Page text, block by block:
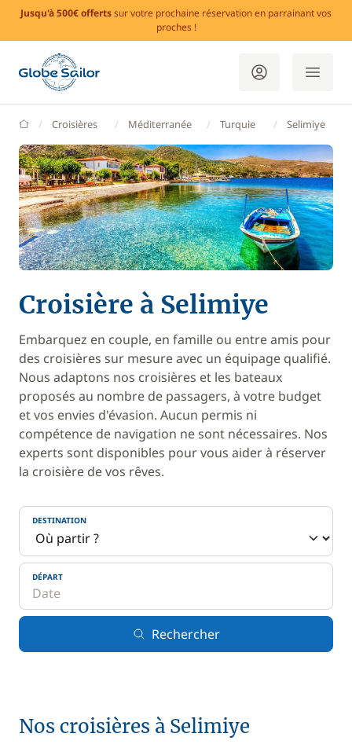
Jusqu'à 500€ offertssur votre prochaine réservation en parrainant vos
proches !
GlobeSailor
Croisières Méditerranée Turquie Selimiye
Croisière à Selimiye
Embarquez en couple, en famille ou entre amis pour
des croisières sur mesure avec un équipage qualifié.
Nous adaptons nos croisières et les bateaux
proposés au nombre de passagers, à votre budget
et vos envies d'évasion. Aucun permis ni
compétence de navigation ne sont nécessaires. Nos
experts sont disponibles pour vous aider à réserver
la croisière de vos rêves.
DESTINATION
DÉPART
Rechercher
Nos croisières à Selimiye